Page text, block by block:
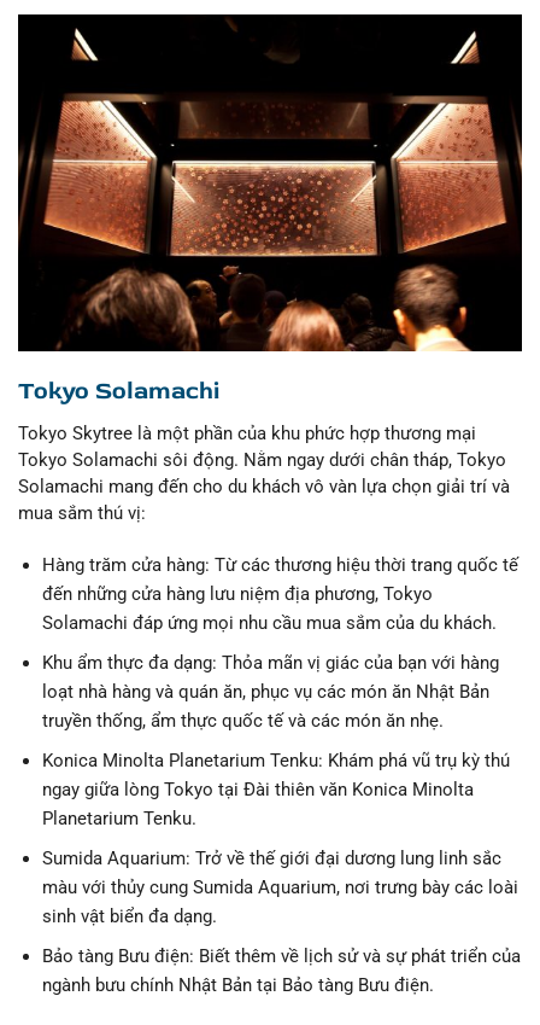
Tokyo Solamachi
Tokyo Skytree là một phần của khu phức hợp thương mại
Tokyo Solamachi sôi động. Nằm ngay dưới chân tháp, Tokyo
Solamachi mang đến cho du khách vô vàn lựa chọn giải trí và
mua sắm thú vị:
Hàng trăm cửa hàng: Từ các thương hiệu thời trang quốc tế
đến những cửa hàng lưu niệm địa phương, Tokyo
Solamachi đáp ứng mọi nhu cầu mua sắm của du khách.
Khu ẩm thực đa dạng: Thỏa mãn vị giác của bạn với hàng
loạt nhà hàng và quán ăn, phục vụ các món ăn Nhật Bản
truyền thống, ẩm thực quốc tế và các món ăn nhẹ.
Konica Minolta Planetarium Tenku: Khám phá vũ trụ kỳ thú
ngay giữa lòng Tokyo tại Đài thiên văn Konica Minolta
Planetarium Tenku.
Sumida Aquarium: Trở về thế giới đại dương lung linh sắc
màu với thủy cung Sumida Aquarium, nơi trưng bày các loài
sinh vật biển đa dạng.
Bảo tàng Bưu điện: Biết thêm về lịch sử và sự phát triển của
ngành bưu chính Nhật Bản tại Bảo tàng Bưu điện.